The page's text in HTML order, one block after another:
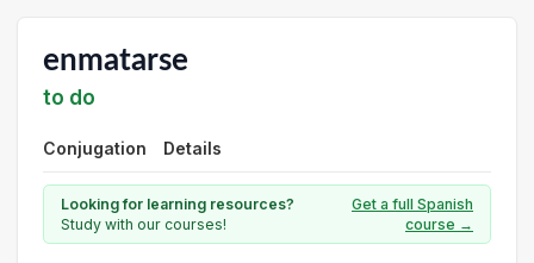
enmatarse
to do
Conjugation Details
Looking for learning resources?
Study with our courses!
Get a full Spanish
course →